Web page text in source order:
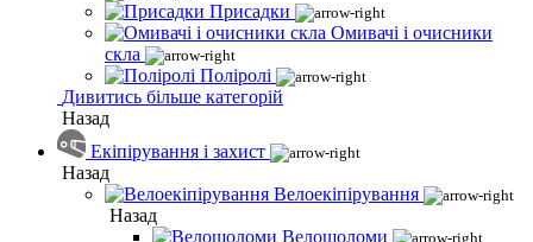
Присадки
Омивачі і очисники
скла
Поліролі
Дивитись більше категорій
Назад
Екіпірування і захист
Назад
Велоекіпірування
Назад
Велошоломи